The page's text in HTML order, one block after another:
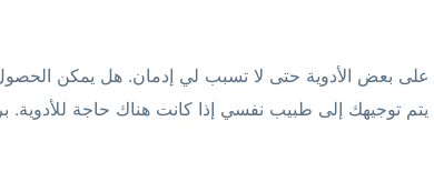
بعض الأدوية حتى لا تسبب لي إدمان. هل يمكن
توجيهك إلى طبيب نفسي إذا كانت هناك حاجة للأدوية.